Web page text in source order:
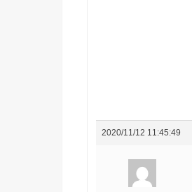
2020/11/12 11:45:49